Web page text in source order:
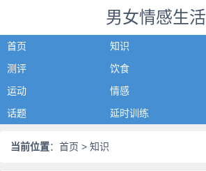
男女情感生活
首页 知识
测评
饮食
运动
情感
话题
延时训练
当前位置： 首页 > 知识